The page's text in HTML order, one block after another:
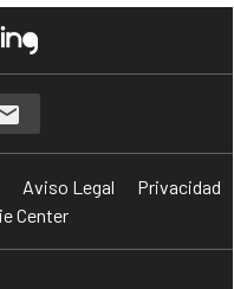
Aviso Legal
Privacidad
Center